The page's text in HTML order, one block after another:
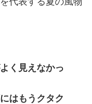
く見えなかっ
はもうクタク